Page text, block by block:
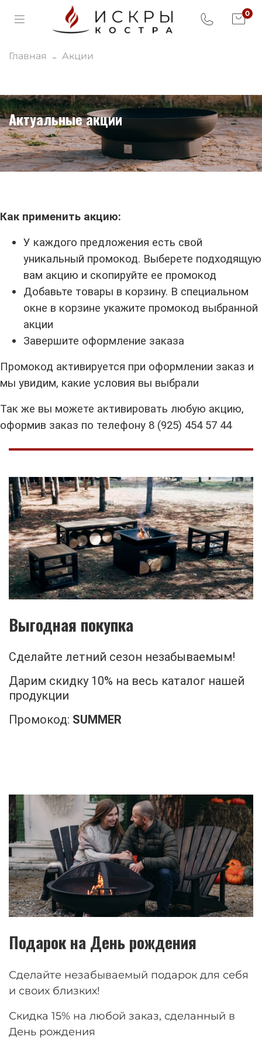
0
Главная Акции
Актуальные акции
Как применить акцию:
У каждого предложения есть свой
уникальный промокод. Выберете подходящую
вам акцию и скопируйте ее промокод
Добавьте товары в корзину. В специальном
окне в корзине укажите промокод выбранной
акции
Завершите оформление заказа
Промокод активируется при оформлении заказ и
мы увидим, какие условия вы выбрали
Так же вы можете активировать любую акцию,
оформив заказ по телефону 8 (925) 454 57 44
Выгодная покупка
Сделайте летний сезон незабываемым!
Дарим скидку 10% на весь каталог нашей
продукции
Промокод: SUMMER
Подарок на День рождения
Сделайте незабываемый подарок для себя
и своих близких!
Скидка 15% на любой заказ, сделанный в
День рождения